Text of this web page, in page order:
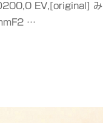
EV,[original] み
…